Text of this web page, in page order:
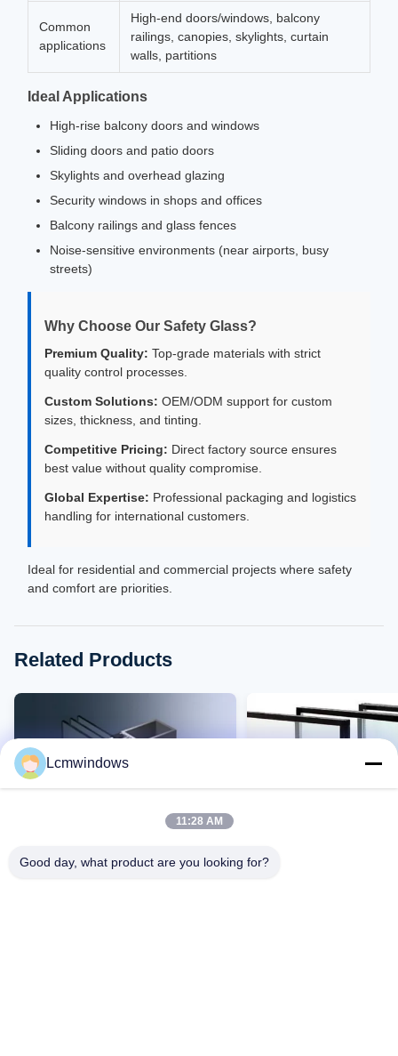
Common
applications
High-end doors/windows, balcony
railings, canopies, skylights, curtain
walls, partitions
Ideal Applications
High-rise balcony doors and windows
Sliding doors and patio doors
Skylights and overhead glazing
Security windows in shops and offices
Balcony railings and glass fences
Noise-sensitive environments (near airports, busy
streets)
Why Choose Our Safety Glass?
Premium Quality: Top-grade materials with strict
quality control processes.
Custom Solutions: OEM/ODM support for custom
sizes, thickness, and tinting.
Competitive Pricing: Direct factory source ensures
best value without quality compromise.
Global Expertise: Professional packaging and logistics
handling for international customers.
Ideal for residential and commercial projects where safety
and comfort are priorities.
Related Products
Lcmwindows
11:28 AM
Good day, what product are you looking for?